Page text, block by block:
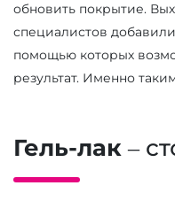
обновить покрытие.
специалистов
помощью которых
результат. Именно
Гель-лак–